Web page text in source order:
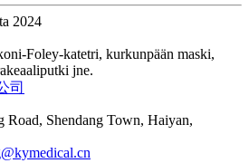
2024
Foley-katetri, kurkunpään maski,
jne.
司
Road, Shendang Town, Haiyan,